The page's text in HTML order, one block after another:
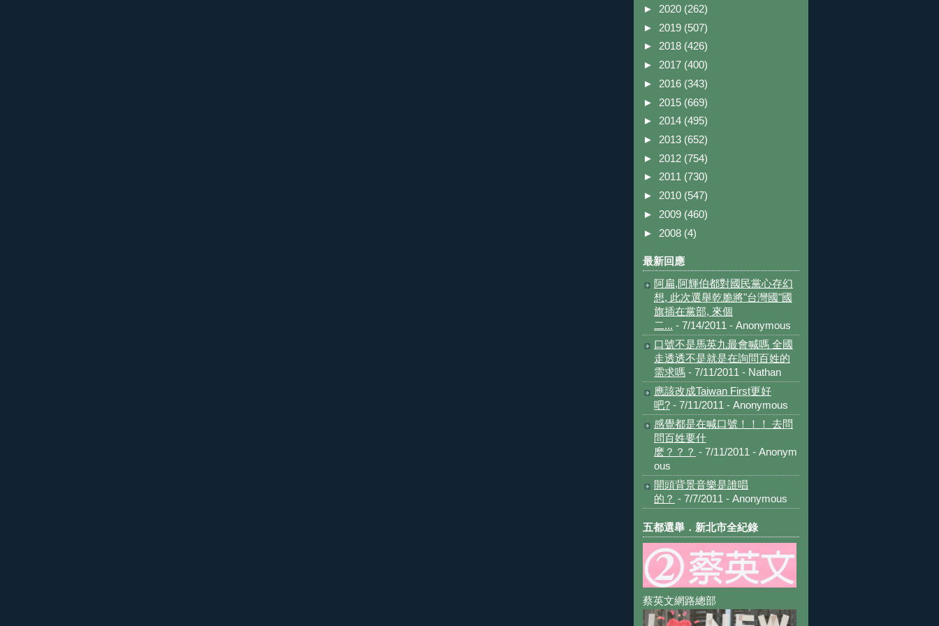
► 2020 (262)
► 2019 (507)
► 2018 (426)
► 2017 (400)
► 2016 (343)
► 2015 (669)
► 2014 (495)
► 2013 (652)
► 2012 (754)
► 2011 (730)
► 2010 (547)
► 2009 (460)
► 2008 (4)
最新回應
阿扁,阿輝伯都對國民黨心存幻
想, 此次選舉乾脆將"台灣國"國
旗插在黨部, 來個
二... - 7/14/2011 - Anonymous
口號不是馬英九最會喊嗎 全國
走透透不是就是在詢問百姓的
需求嗎 - 7/11/2011 - Nathan
應該改成Taiwan First更好
吧? - 7/11/2011 - Anonymous
感覺都是在喊口號！！！ 去問
問百姓要什
麽？？？ - 7/11/2011 - Anonym
ous
開頭背景音樂是誰唱
的？ - 7/7/2011 - Anonymous
五都選舉．新北市全紀錄
蔡英文網路總部